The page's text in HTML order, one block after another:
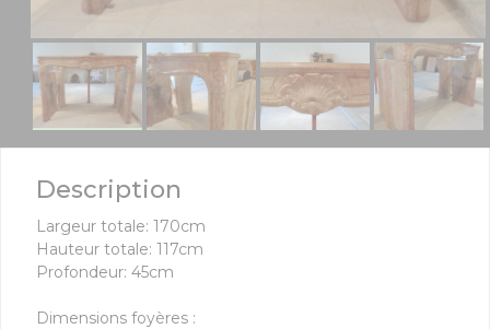
Description
Largeur totale: 170cm
Hauteur totale: 117cm
Profondeur: 45cm
Dimensions foyères :